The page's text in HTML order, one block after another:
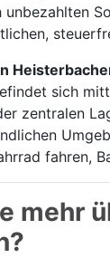
unbezahlten
sich
zentralen
fahren,
mehr